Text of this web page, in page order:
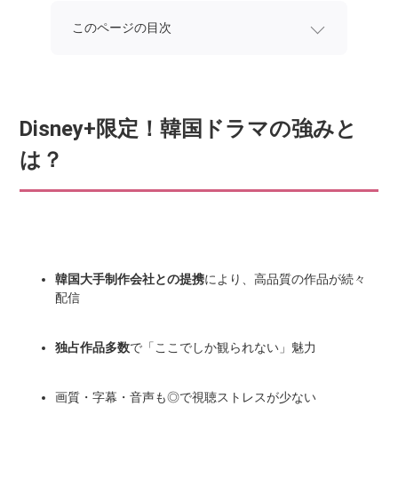
このページの目次
Disney+限定！韓国ドラマの強みと
は？
韓国大手制作会社との提携により、高品質の作品が続々
配信
独占作品多数で「ここでしか観られない」魅力
画質・字幕・音声も◎で視聴ストレスが少ない